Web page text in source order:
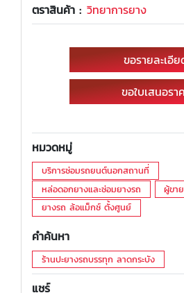
ตราสินค้า : วิทยาการยาง
ขอรายละเอี
ขอใบเสนอรา
หมวดหมู่
บริการซ่อมรถยนต์นอกสถานที่
หล่อดอกยางและซ่อมยางรถ
ผู้ขา
ยางรถ ล้อแม็กซ์ ตั้งศูนย์
คำค้นหา
ร้านปะยางรถบรรทุก ลาดกระบัง
แชร์